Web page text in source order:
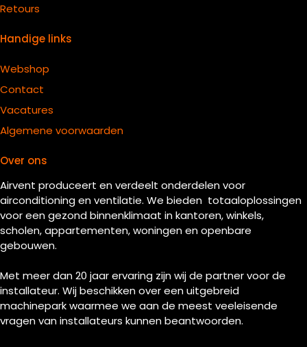
Retours
Handige links
Webshop
Contact
Vacatures
Algemene voorwaarden
Over ons
Airvent produceert en verdeelt onderdelen voor
airconditioning en ventilatie. We bieden totaaloplossingen
voor een gezond binnenklimaat in kantoren, winkels,
scholen, appartementen, woningen en openbare
gebouwen.
Met meer dan 20 jaar ervaring zijn wij de partner voor de
installateur. Wij beschikken over een uitgebreid
machinepark waarmee we aan de meest veeleisende
vragen van installateurs kunnen beantwoorden.